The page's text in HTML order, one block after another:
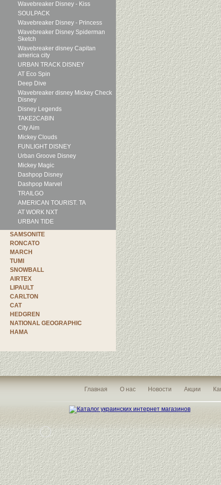
Wavebreaker Disney - Kiss
SOULPACK
Wavebreaker Disney - Princess
Wavebreaker Disney Spiderman
Sketch
Wavebreaker disney Capitan
america city
URBAN TRACK DISNEY
AT Eco Spin
Deep Dive
Wavebreaker disney Mickey Check
Disney
Disney Legends
TAKE2CABIN
City Aim
Mickey Clouds
FUNLIGHT DISNEY
Urban Groove Disney
Mickey Magic
Dashpop Disney
Dashpop Marvel
TRAILGO
AMERICAN TOURIST. TA
AT WORK NXT
URBAN TIDE
SAMSONITE
RONCATO
MARCH
TUMI
SNOWBALL
AIRTEX
LIPAULT
CARLTON
CAT
HEDGREN
NATIONAL GEOGRAPHIC
HAMA
Главная О нас Новости Акции